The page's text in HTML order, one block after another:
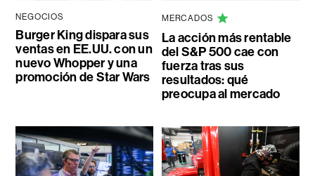
NEGOCIOS
Burger King dispara sus
ventas en EE.UU. con un
nuevo Whopper y una
promoción de Star Wars
MERCADOS
La acción más rentable
del S&P 500 cae con
fuerza tras sus
resultados: qué
preocupa al mercado